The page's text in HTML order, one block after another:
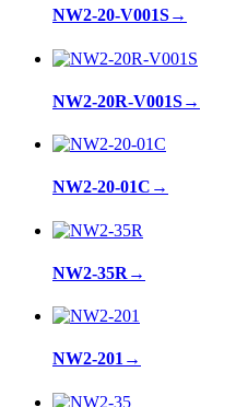
NW2-20-V001S→
NW2-20R-V001S→
NW2-20-01C →
NW2-35R →
NW2-201→